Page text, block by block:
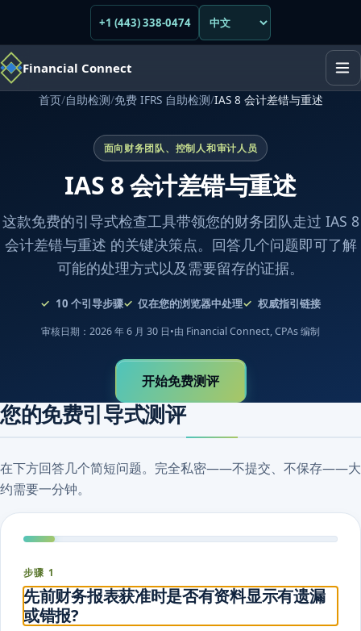
+1 (443) 338-0474
Financial Connect
首页/自助检测/免费 IFRS 自助检测/IAS 8 会计差错与重述
面向财务团队、控制人和审计人员
IAS 8 会计差错与重述
这款免费的引导式检查工具带领您的财务团队走过 IAS 8
会计差错与重述 的关键决策点。回答几个问题即可了解
可能的处理方式以及需要留存的证据。
10 个引导步骤 仅在您的浏览器中处理 权威指引链接
审核日期：2026 年 6 月 30 日•由 Financial Connect, CPAs 编制
开始免费测评
您的免费引导式测评
在下方回答几个简短问题。完全私密——不提交、不保存——大
约需要一分钟。
步骤 1
先前财务报表获准时是否有资料显示有遗漏
或错报?